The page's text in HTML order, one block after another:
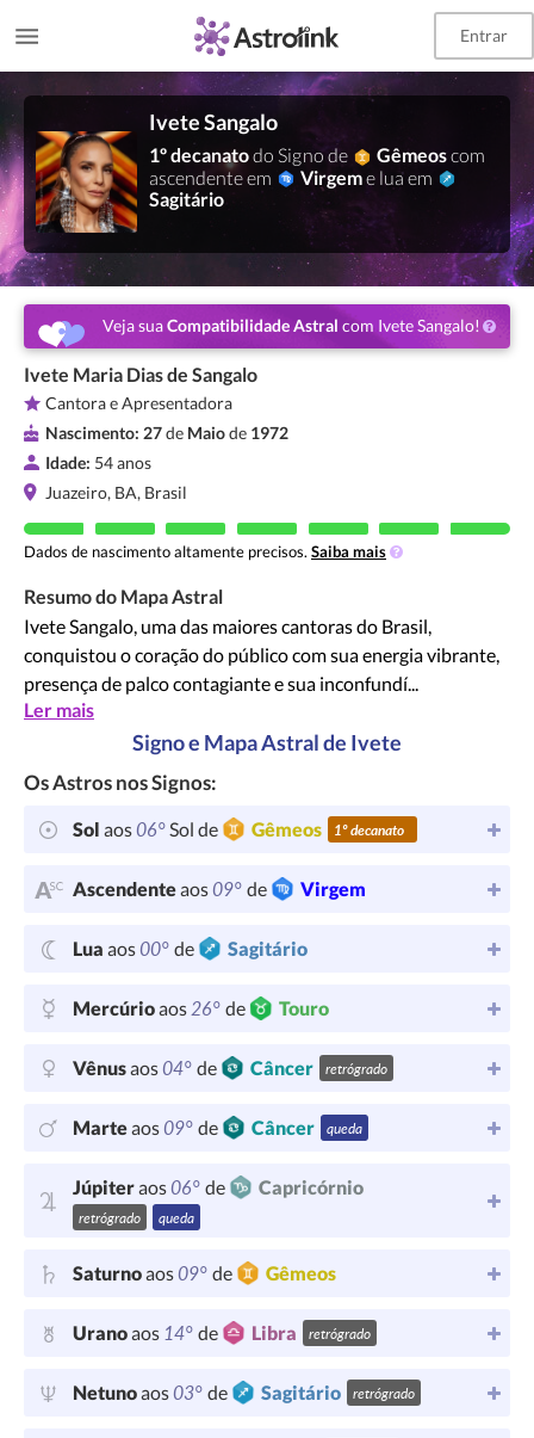
Entrar
Ivete Sangalo
1º decanatodo Signo de Gêmeoscom
ascendente em
Virgeme lua em
Sagitário
Veja suaCompatibilidade Astral com Ivete Sangalo!
Ivete Maria Dias de Sangalo
Cantora e Apresentadora
Nascimento: 27de Maiode 1972
Idade: 54 anos
Juazeiro, BA, Brasil
Dados de nascimento altamente precisos. Saiba mais
Resumo do Mapa Astral
Ivete Sangalo, uma das maiores cantoras do Brasil,
conquistou o coração do público com sua energia vibrante,
presença de palco contagiante e sua inconfundí...
Ler mais
Signo e Mapa Astral de Ivete
Os Astros nos Signos:
Sol aos06°Sol de Gêmeos 1º decanato
Ascendenteaos09° de Virgem
Lua aos00° de Sagitário
Mercúrioaos26° de Touro
Vênusaos04° de Câncer retrógrado
Marteaos09° de Câncer queda
Júpiteraos06° de Capricórnio
retrógrado queda
Saturnoaos09° de Gêmeos
Uranoaos 14° de Libra retrógrado
Netunoaos03° de Sagitário retrógrado